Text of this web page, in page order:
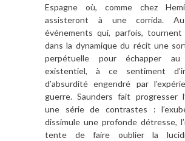
Espagne où, comme chez
assisteront à une corrida.
événements qui, parfois,
dans la dynamique du récit une
perpétuelle pour échapper au
existentiel, à ce sentiment
d’absurdité engendré par
guerre. Saunders fait progresser
une série de contrastes :
dissimule une profonde détresse,
tente de faire oublier la